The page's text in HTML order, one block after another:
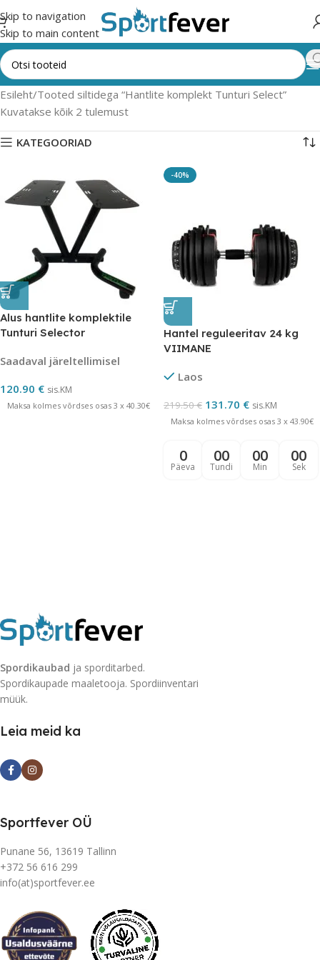
Skip to navigation
Skip to main content
Esileht Tooted siltidega “Hantlite komplekt Tunturi Select”
Kuvatakse kõik 2 tulemust
KATEGOORIAD
Alus hantlite komplektile
Tunturi Selector
Saadaval järeltellimisel
120.90 € sis.KM
Maksa kolmes võrdses osas 3 x 40.30€
-40%
Hantel reguleeritav 24 kg
VIIMANE
Laos
219.50€ 131.70 € sis.KM
Maksa kolmes võrdses osas 3 x 43.90€
0
Päeva
00
Tundi
00
Min
00
Sek
Spordikaubad ja sporditarbed.
Spordikaupade maaletooja. Spordiinventari
müük.
Leia meid ka
Sportfever OÜ
Punane 56, 13619 Tallinn
+372 56 616 299
info(at)sportfever.ee